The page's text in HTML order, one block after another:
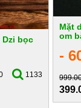
Mặt
om
-
Dzi bọc
1133